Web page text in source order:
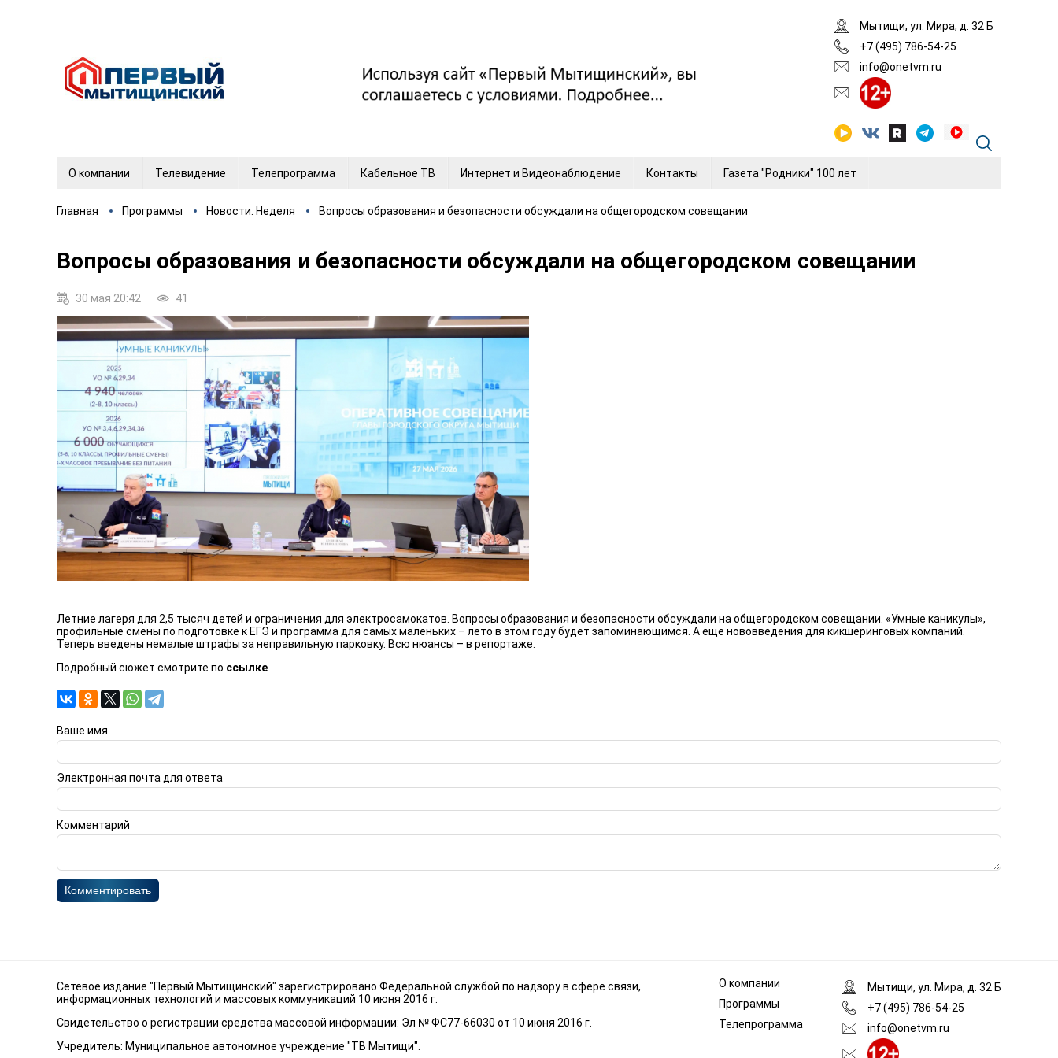
Мытищи, ул. Мира, д. 32 Б
+7 (495) 786-54-25
info@onetvm.ru
О компании Телевидение Телепрограмма Кабельное ТВ Интернет и Видеонаблюдение Контакты Газета "Родники" 100 лет
Главная Программы Новости. Неделя Вопросы образования и безопасности обсуждали на общегородском совещании
Вопросы образования и безопасности обсуждали на общегородском совещании
30 мая 20:42 41
Летние лагеря для 2,5 тысяч детей и ограничения для электросамокатов. Вопросы образования и безопасности обсуждали на общегородском совещании. «Умные каникулы»,
профильные смены по подготовке к ЕГЭ и программа для самых маленьких – лето в этом году будет запоминающимся. А еще нововведения для кикшеринговых компаний.
Теперь введены немалые штрафы за неправильную парковку. Всю нюансы – в репортаже.
Подробный сюжет смотрите по ссылке
Ваше имя
Электронная почта для ответа
Комментарий
Комментировать
Сетевое издание "Первый Мытищинский" зарегистрировано Федеральной службой по надзору в сфере связи,
информационных технологий и массовых коммуникаций 10 июня 2016 г.
Свидетельство о регистрации средства массовой информации: Эл № ФС77-66030 от 10 июня 2016 г.
Учредитель: Муниципальное автономное учреждение "ТВ Мытищи".
О компании
Программы
Телепрограмма
Мытищи, ул. Мира, д. 32 Б
+7 (495) 786-54-25
info@onetvm.ru